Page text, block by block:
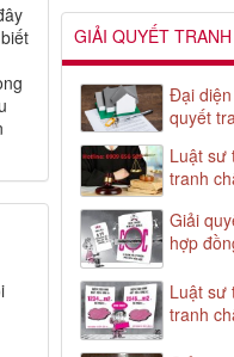
GIẢI QUYẾT
Đại
quyết
Luật sư
tranh
Giải
hợp
Luật sư
tranh